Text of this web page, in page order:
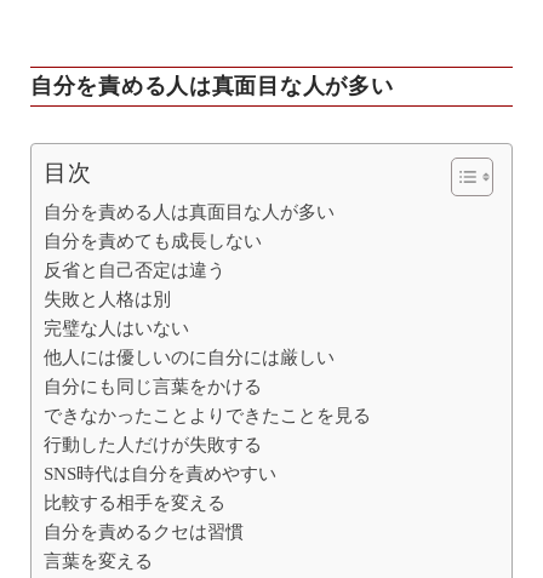
自分を責める人は真面目な人が多い
目次
自分を責める人は真面目な人が多い
自分を責めても成長しない
反省と自己否定は違う
失敗と人格は別
完璧な人はいない
他人には優しいのに自分には厳しい
自分にも同じ言葉をかける
できなかったことよりできたことを見る
行動した人だけが失敗する
SNS時代は自分を責めやすい
比較する相手を変える
自分を責めるクセは習慣
言葉を変える